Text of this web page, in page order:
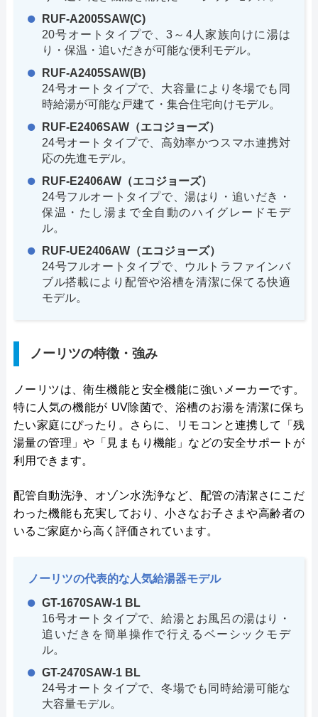
RUF-A2005SAW(C)
20号オートタイプで、3～4人家族向けに湯は
り・保温・追いだきが可能な便利モデル。
RUF-A2405SAW(B)
24号オートタイプで、大容量により冬場でも同
時給湯が可能な戸建て・集合住宅向けモデル。
RUF-E2406SAW（エコジョーズ）
24号オートタイプで、高効率かつスマホ連携対
応の先進モデル。
RUF-E2406AW（エコジョーズ）
24号フルオートタイプで、湯はり・追いだき・
保温・たし湯まで全自動のハイグレードモデ
ル。
RUF-UE2406AW（エコジョーズ）
24号フルオートタイプで、ウルトラファインバ
ブル搭載により配管や浴槽を清潔に保てる快適
モデル。
ノーリツの特徴・強み
ノーリツは、衛生機能と安全機能に強いメーカーです。
特に人気の機能が UV除菌で、浴槽のお湯を清潔に保ち
たい家庭にぴったり。さらに、リモコンと連携して「残
湯量の管理」や「見まもり機能」などの安全サポートが
利用できます。
配管自動洗浄、オゾン水洗浄など、配管の清潔さにこだ
わった機能も充実しており、小さなお子さまや高齢者の
いるご家庭から高く評価されています。
ノーリツの代表的な人気給湯器モデル
GT-1670SAW-1 BL
16号オートタイプで、給湯とお風呂の湯はり・
追いだきを簡単操作で行えるベーシックモデ
ル。
GT-2470SAW-1 BL
24号オートタイプで、冬場でも同時給湯可能な
大容量モデル。